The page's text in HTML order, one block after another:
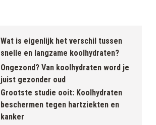
Wat is eigenlijk het verschil tussen
snelle en langzame koolhydraten?
Ongezond? Van koolhydraten word je
juist gezonder oud
Grootste studie ooit: Koolhydraten
beschermen tegen hartziekten en
kanker